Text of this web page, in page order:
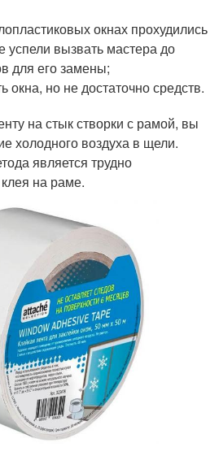
окнах прохудились
успели вызвать мастера до
для его замены;
окна, но не достаточно средств.
на стык створки с рамой, вы
холодного воздуха в щели.
является трудно
на раме.